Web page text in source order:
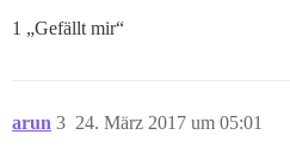
1 „Gefällt mir“
arun 24. März 2017 um 05:01
3